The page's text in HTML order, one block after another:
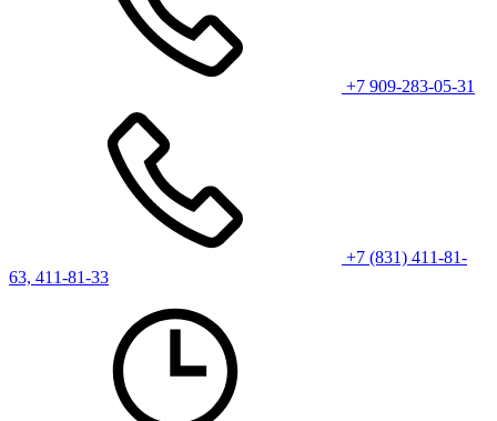
+7 909-283-05-31
+7 (831) 411-81-
63, 411-81-33